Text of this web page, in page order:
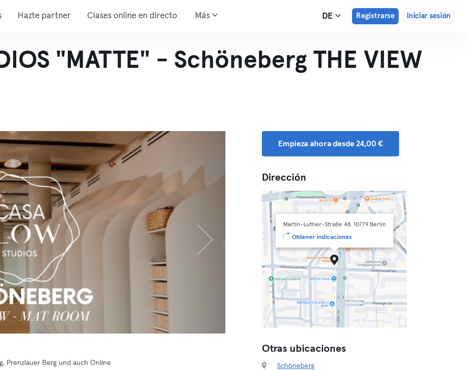
Hazte partner Clases online en directo Más DE Registrarse Iniciar sesión
"MATTE" - Schöneberg THE VIEW
Prenzlauer Berg und auch Online
Empieza ahora desde 24,00 €
Dirección
Martin-Luther-Straße 48, 10779 Berlin
Obtener indicaciones
Otras ubicaciones
Schöneberg